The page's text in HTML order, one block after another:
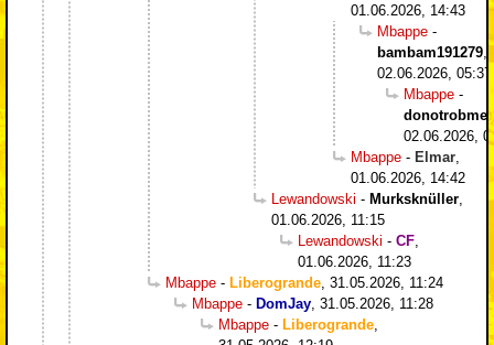
01.06.2026, 14:43
Mbappe -
bambam191279
02.06.2026, 05:37
Mbappe -
donotrobme,
02.06.2026,
Mbappe - Elmar
01.06.2026, 14:42
Lewandowski - Murksknüller
01.06.2026, 11:15
Lewandowski - CF
01.06.2026, 11:23
Mbappe - Liberogrande 31.05.2026, 11:24
Mbappe - DomJay 31.05.2026, 11:28
Mbappe - Liberogrande